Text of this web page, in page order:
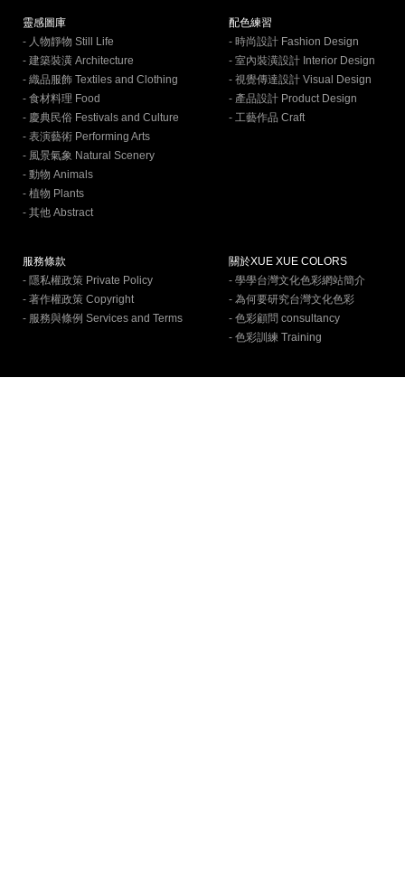
靈感圖庫
- 人物靜物 Still Life
- 建築裝潢 Architecture
- 織品服飾 Textiles and Clothing
- 食材料理 Food
- 慶典民俗 Festivals and Culture
- 表演藝術 Performing Arts
- 風景氣象 Natural Scenery
- 動物 Animals
- 植物 Plants
- 其他 Abstract
配色練習
- 時尚設計 Fashion Design
- 室內裝潢設計 Interior Design
- 視覺傳達設計 Visual Design
- 產品設計 Product Design
- 工藝作品 Craft
服務條款
- 隱私權政策 Private Policy
- 著作權政策 Copyright
- 服務與條例 Services and Terms
關於XUE XUE COLORS
- 學學台灣文化色彩網站簡介
- 為何要研究台灣文化色彩
- 色彩顧問 consultancy
- 色彩訓練 Training